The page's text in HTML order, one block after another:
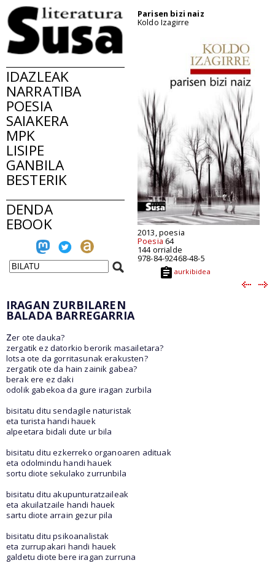
IDAZLEAK
NARRATIBA
POESIA
SAIAKERA
MPK
LISIPE
GANBILA
BESTERIK
DENDA
EBOOK
Parisen bizi naiz
Koldo Izagirre
2013, poesia
Poesia 64
144 orrialde
978-84-92468-48-5
aurkibidea
IRAGAN ZURBILAREN
BALADA BARREGARRIA
zer ote dauka?
zergatik ez datorkio berorik masailetara?
lotsa ote da gorritasunak erakusten?
zergatik ote da hain zainik gabea?
berak ere ez daki
odolik gabekoa da gure iragan zurbila
bisitatu ditu sendagile naturistak
eta turista handi hauek
alpeetara bidali dute ur bila
bisitatu ditu ezkerreko organoaren adituak
eta odolmindu handi hauek
sortu diote sekulako zurrunbila
bisitatu ditu akupunturatzaileak
eta akuilatzaile handi hauek
sartu diote arrain gezur pila
bisitatu ditu psikoanalistak
eta zurrupakari handi hauek
galdetu diote bere iragan zurruna